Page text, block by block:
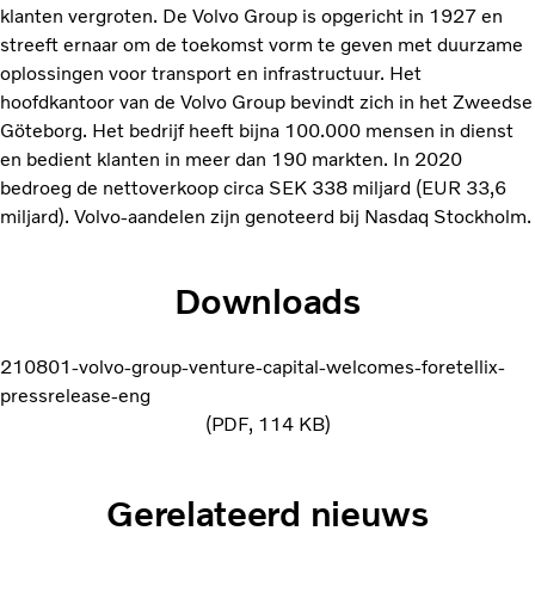
klanten vergroten. De Volvo Group is opgericht in 1927 en
streeft ernaar om de toekomst vorm te geven met duurzame
oplossingen voor transport en infrastructuur. Het
hoofdkantoor van de Volvo Group bevindt zich in het Zweedse
Göteborg. Het bedrijf heeft bijna 100.000 mensen in dienst
en bedient klanten in meer dan 190 markten. In 2020
bedroeg de nettoverkoop circa SEK 338 miljard (EUR 33,6
miljard). Volvo-aandelen zijn genoteerd bij Nasdaq Stockholm.
Downloads
210801-volvo-group-venture-capital-welcomes-foretellix-
pressrelease-eng
PDF 114 KB
Gerelateerd nieuws